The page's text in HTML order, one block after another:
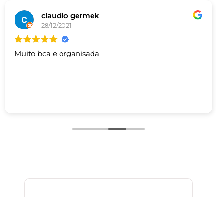
claudio germek
28/12/2021
Muito boa e organisada